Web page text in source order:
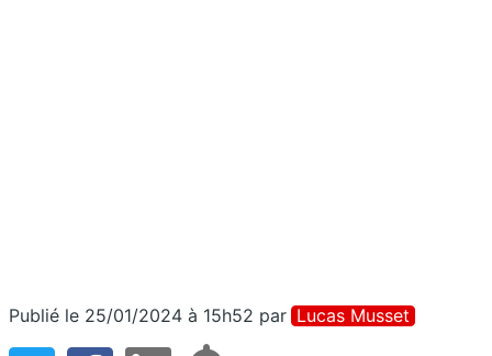
Publié le 25/01/2024 à 15h52 par Lucas Musset